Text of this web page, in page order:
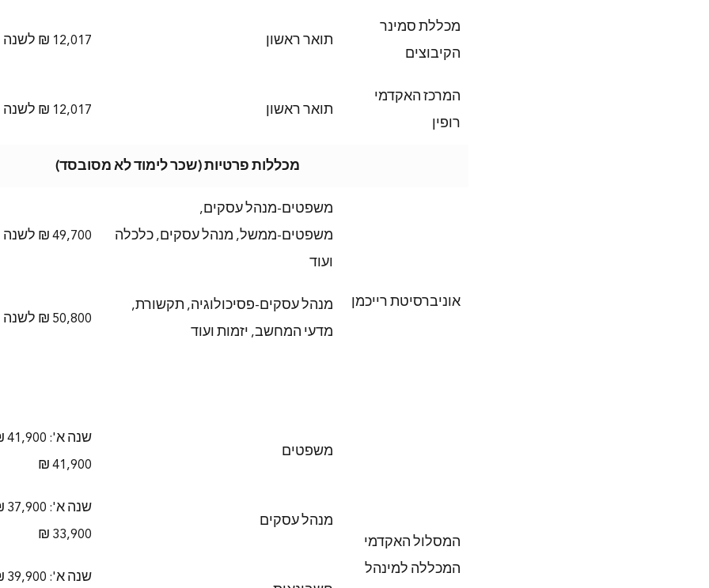
מכללת סמינר
הקיבוצים
תואר ראשון 12,017 ₪ לשנה
המרכז האקדמי
רופין
תואר ראשון 12,017 ₪ לשנה
מכללות פרטיות (שכר לימוד לא מסובסד)
אוניברסיטת רייכמן
משפטים-מנהל עסקים,
משפטים-ממשל, מנהל עסקים, כלכלה
ועוד
49,700 ₪ לשנה
מנהל עסקים-פסיכולוגיה, תקשורת,
מדעי המחשב, יזמות ועוד
50,800 ₪ לשנה
המסלול האקדמי
המכללה למינהל
משפטים
41,900 ₪
מנהל עסקים
33,900 ₪